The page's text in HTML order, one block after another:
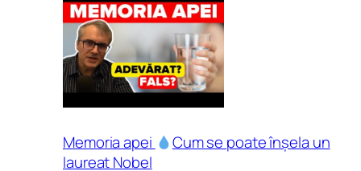
Memoria apei
Cum se poate înșela un
laureat Nobel